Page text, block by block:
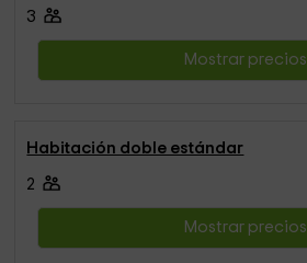
3
Mostrar precios
Habitación doble estándar
2
Mostrar precios